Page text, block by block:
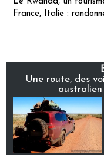
France, Italie :
Une route, des